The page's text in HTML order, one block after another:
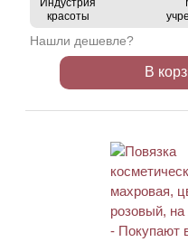
Индустрия
красоты
Нашли дешевле?
В